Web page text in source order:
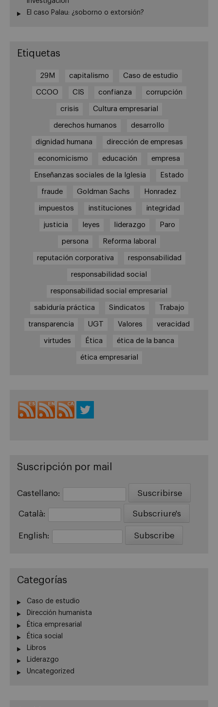
El caso Palau: ¿soborno o extorsión?
Etiquetas
29M capitalismo Caso de estudio
CCOO CIS confianza corrupción
crisis Cultura empresarial
derechos humanos desarrollo
dignidad humana dirección de empresas
economicismo educación empresa
Enseñanzas sociales de la Iglesia Estado
fraude Goldman Sachs Honradez
impuestos instituciones integridad
justicia leyes liderazgo Paro
persona Reforma laboral
reputación corporativa responsabilidad
responsabilidad social
responsabilidad social empresarial
sabiduría práctica Sindicatos Trabajo
transparencia UGT Valores veracidad
virtudes Ética ética de la banca
ética empresarial
Suscripción por mail
Castellano:
Català:
English:
Categorías
Caso de estudio
Dirección humanista
Ética empresarial
Ética social
Libros
Liderazgo
Uncategorized